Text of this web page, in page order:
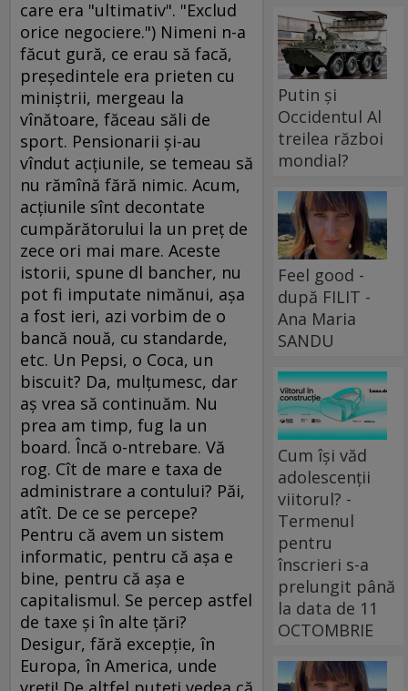
care era "ultimativ". "Exclud
orice negociere.") Nimeni n-a
făcut gură, ce erau să facă,
preşedintele era prieten cu
miniştrii, mergeau la
vînătoare, făceau săli de
sport. Pensionarii şi-au
vîndut acţiunile, se temeau să
nu rămînă fără nimic. Acum,
acţiunile sînt decontate
cumpărătorului la un preţ de
zece ori mai mare. Aceste
istorii, spune dl bancher, nu
pot fi imputate nimănui, aşa
a fost ieri, azi vorbim de o
bancă nouă, cu standarde,
etc. Un Pepsi, o Coca, un
biscuit? Da, mulţumesc, dar
aş vrea să continuăm. Nu
prea am timp, fug la un
board. Încă o-ntrebare. Vă
rog. Cît de mare e taxa de
administrare a contului? Păi,
atît. De ce se percepe?
Pentru că avem un sistem
informatic, pentru că aşa e
bine, pentru că aşa e
capitalismul. Se percep astfel
de taxe şi în alte ţări?
Desigur, fără excepţie, în
Europa, în America, unde
Putin și
Occidentul Al
treilea război
mondial?
Feel good -
după FILIT -
Ana Maria
SANDU
Cum își văd
adolescenții
viitorul? -
Termenul
pentru
înscrieri s-a
prelungit până
la data de 11
OCTOMBRIE